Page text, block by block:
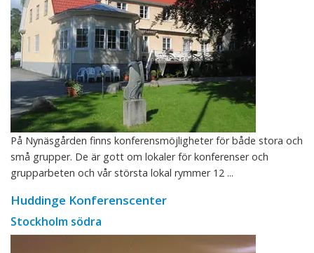
På Nynäsgården finns konferensmöjligheter för både stora och
små grupper. De är gott om lokaler för konferenser och
grupparbeten och vår största lokal rymmer 12 ...
Huddinge Konferenscenter
Stockholm södra